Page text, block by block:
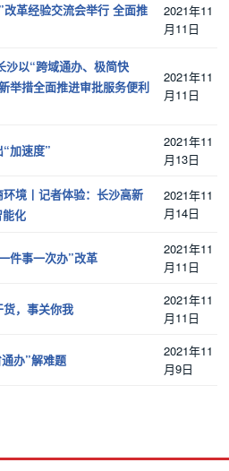
革经验交流会举行 全面推
2021年11
月11日
沙以“跨域通办、极简快
举措全面推进审批服务便利
2021年11
月11日
加速度”
2021年11
月13日
境丨记者体验：长沙高新
化
2021年11
月14日
件事一次办”改革
2021年11
月11日
，事关你我
2021年11
月11日
办”解难题
2021年11
月9日